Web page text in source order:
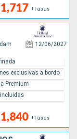
+Tasas
12/06/2027
+Tasas
exclusivas a bordo
Premium